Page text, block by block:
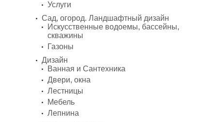
Услуги
Сад, огород. Ландшафтный дизайн
Искусственные водоемы, бассейны,
скважины
Газоны
Дизайн
Ванная и Сантехника
Двери, окна
Лестницы
Мебель
Лепнина